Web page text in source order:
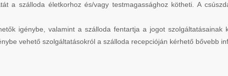
a szálloda életkorhoz és/vagy testmagassághoz kötheti. A
igénybe, valamint a szálloda fentartja a jogot szolgáltatásainak
vehető szolgáltatásokról a szálloda recepcióján kérhető bővebb